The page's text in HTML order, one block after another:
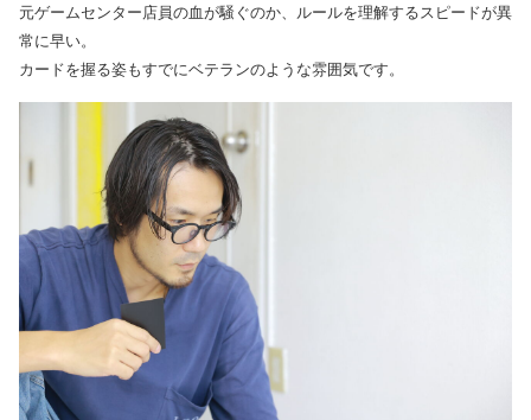
元ゲームセンター店員の血が騒ぐのか、ルールを理解するスピードが異
常に早い。
カードを握る姿もすでにベテランのような雰囲気です。